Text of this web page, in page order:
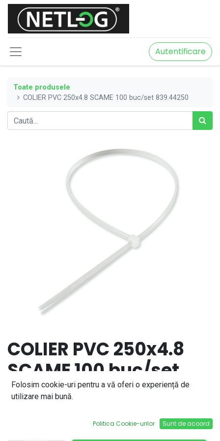
Autentificare
Toate produsele
COLIER PVC 250x4.8 SCAME 100 buc/set 839.44250
COLIER PVC 250x4.8
SCAME 100 buc/set
839.44250
Folosim cookie-uri pentru a vă oferi o experiență de
utilizare mai bună.
Politica Cookie-urilor Sunt de acoord